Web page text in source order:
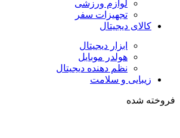
لوازم ورزشی
تجهیزات سفر
کالای دیجیتال
ابزار دیجیتال
هولدر موبایل
نظم دهنده دیجیتال
زیبایی و سلامت
فروخته شده